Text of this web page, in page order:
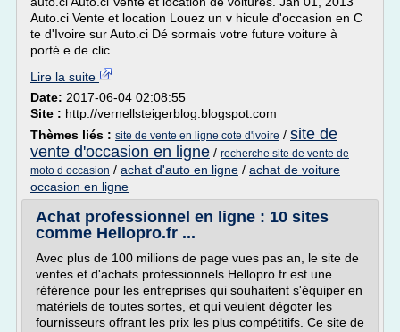
Auto.ci Vente et location Louez un v hicule d'occasion en C
te d'Ivoire sur Auto.ci Dé sormais votre future voiture à
porté e de clic....
Lire la suite
Date: 2017-06-04 02:08:55
Site : http://vernellsteigerblog.blogspot.com
Thèmes liés : site de vente en ligne cote d'ivoire / site de
vente d'occasion en ligne / recherche site de vente de
moto d occasion / achat d'auto en ligne / achat de voiture
occasion en ligne
Achat professionnel en ligne : 10 sites
comme Hellopro.fr ...
Avec plus de 100 millions de page vues pas an, le site de
ventes et d'achats professionnels Hellopro.fr est une
référence pour les entreprises qui souhaitent s'équiper en
matériels de toutes sortes, et qui veulent dégoter les
fournisseurs offrant les prix les plus compétitifs. Ce site de